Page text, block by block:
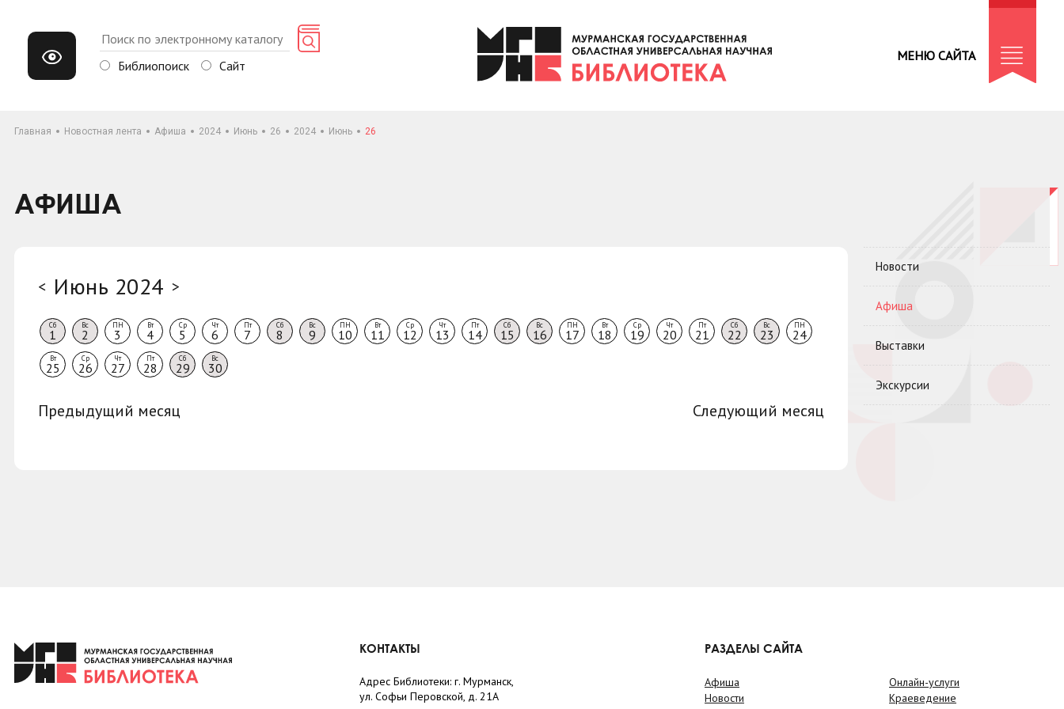
Библиопоиск Сайт
МЕНЮ САЙТА
Главная Новостная лента Афиша 2024 Июнь 26 2024 Июнь 26
АФИША
< Июнь 2024 >
Сб
1
Вс
2
ПН
3
Вт
4
Ср
5
Чт
6
Пт
7
Сб
8
Вс
9
ПН
10
Вт
11
Ср
12
Чт
13
Пт
14
Сб
15
Вс
16
ПН
17
Вт
18
Ср
19
Чт
20
Пт
21
Сб
22
Вс
23
ПН
24
Вт
25
Ср
26
Чт
27
Пт
28
Сб
29
Вс
30
Предыдущий месяц Следующий месяц
Новости
Афиша
Выставки
Экскурсии
КОНТАКТЫ
Адрес Библиотеки: г. Мурманск,
ул. Софьи Перовской, д. 21А
РАЗДЕЛЫ САЙТА
Афиша
Новости
Онлайн-услуги
Краеведение